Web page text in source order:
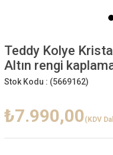
Teddy Kolye
Altın rengi
Stok Kodu : (5669162)
₺7.990,00 (KDV